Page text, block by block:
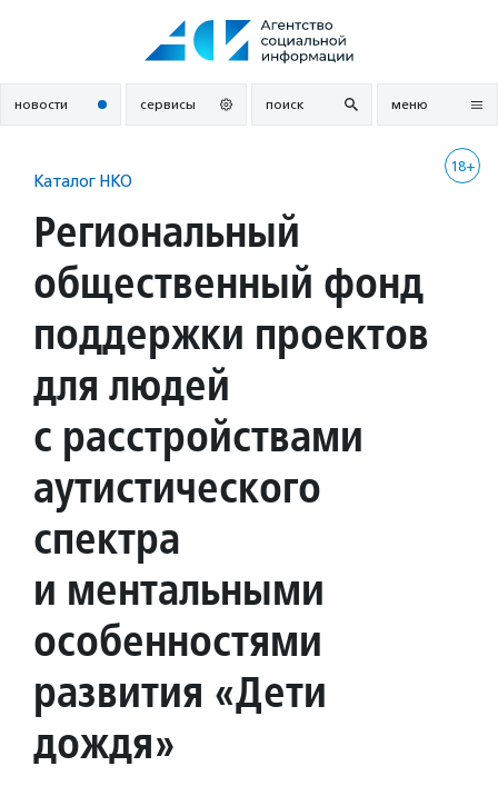
новости сервисы поиск меню
18+
Каталог НКО
Региональный
общественный фонд
поддержки проектов
для людей
с расстройствами
аутистического
спектра
и ментальными
особенностями
развития «Дети
дождя»